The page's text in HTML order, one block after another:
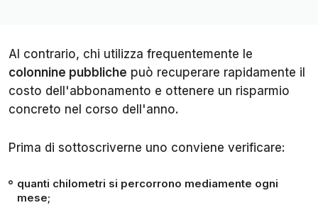
Al contrario, chi utilizza frequentemente le
colonnine pubbliche può recuperare rapidamente il
costo dell'abbonamento e ottenere un risparmio
concreto nel corso dell'anno.
Prima di sottoscriverne uno conviene verificare:
quanti chilometri si percorrono mediamente ogni
mese;